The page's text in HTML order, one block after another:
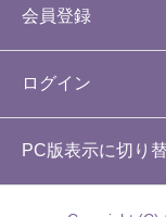
会員登録
ログイン
PC版表示に切り